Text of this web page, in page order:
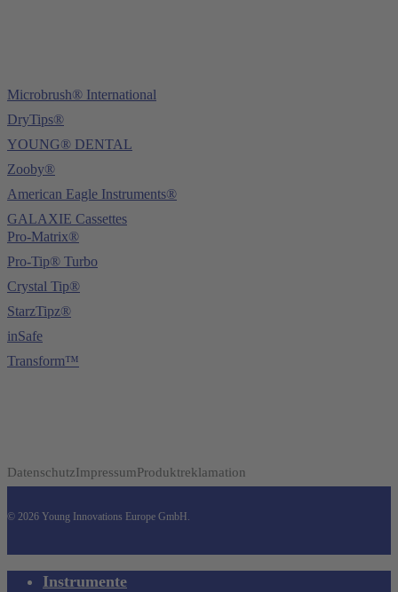
Microbrush® International
DryTips®
YOUNG® DENTAL
Zooby®
American Eagle Instruments®
GALAXIE Cassettes
Pro-Matrix®
Pro-Tip® Turbo
Crystal Tip®
StarzTipz®
inSafe
Transform™
DatenschutzImpressumProduktreklamation
© 2026 Young Innovations Europe GmbH.
Close Instrumente